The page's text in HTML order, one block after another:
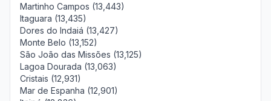
Martinho Campos (13,443)
Itaguara (13,435)
Dores do Indaiá (13,427)
Monte Belo (13,152)
São João das Missões (13,125)
Lagoa Dourada (13,063)
Cristais (12,931)
Mar de Espanha (12,901)